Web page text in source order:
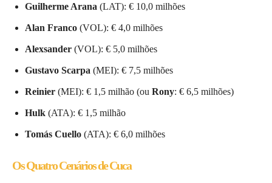
Guilherme Arana (LAT): € 10,0 milhões
Alan Franco (VOL): € 4,0 milhões
Alexsander (VOL): € 5,0 milhões
Gustavo Scarpa (MEI): € 7,5 milhões
Reinier (MEI): € 1,5 milhão (ou Rony: € 6,5 milhões)
Hulk (ATA): € 1,5 milhão
Tomás Cuello (ATA): € 6,0 milhões
Os Quatro Cenários de Cuca